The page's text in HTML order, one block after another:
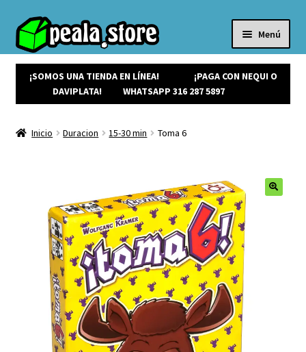
Menú
Productos
¡Ofertas!
¡NUEVOS!
Contacto
¡SOMOS UNA TIENDA EN LÍNEA!
¡PAGA CON NEQUI O
DAVIPLATA!
WHATSAPP 316 287 5897
Inicio Duracion 15-30 min Toma 6